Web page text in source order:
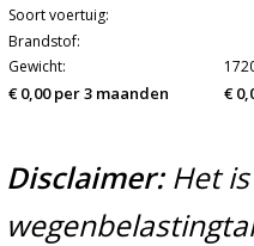
Soort voertuig:
Brandstof:
Gewicht:
€ 0,00 per 3 maanden €
Disclaimer:Het is